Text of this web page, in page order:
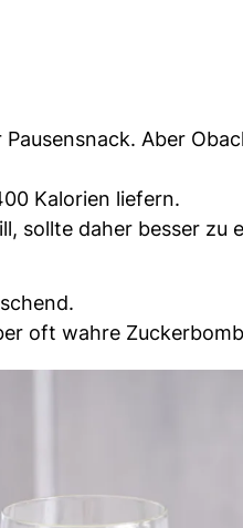
Aber
Kalorien liefern.
sollte daher besser zu
oft wahre